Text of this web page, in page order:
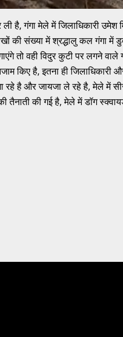
है, गंगा मेले में जिलाधिकारी उमेश
की संख्या में श्रद्धालु कल गंगा में
तो वही विदुर कुटी पर लगने
किए है, इतना ही
रहे है और जायजा ले रहे है, मेले में
तैनाती की गई है, मेले में डॉग